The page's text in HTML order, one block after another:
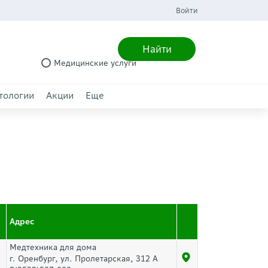
Войти
Найти
Медицинские услуги
Акции Еще
Адрес
Медтехника для дома
г. Оренбург, ул. Пролетарская, 312 А